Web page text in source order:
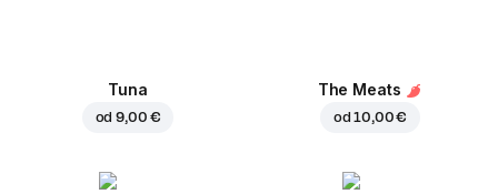
Tuna
od9,00 €
The Meats
od10,00 €